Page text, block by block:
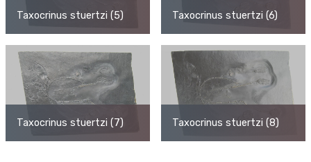
Taxocrinus stuertzi (5) Taxocrinus stuertzi (6)
Taxocrinus stuertzi (7) Taxocrinus stuertzi (8)